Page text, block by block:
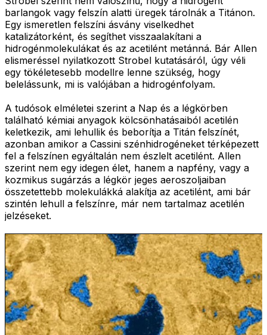
barlangok vagy felszín alatti üregek tárolnák a Titánon.
Egy ismeretlen felszíni ásvány viselkedhet
katalizátorként, és segíthet visszaalakítani a
hidrogénmolekulákat és az acetilént metánná. Bár Allen
elismeréssel nyilatkozott Strobel kutatásáról, úgy véli
egy tökéletesebb modellre lenne szükség, hogy
belelássunk, mi is valójában a hidrogénfolyam.
A tudósok elméletei szerint a Nap és a légkörben
található kémiai anyagok kölcsönhatásaiból acetilén
keletkezik, ami lehullik és beborítja a Titán felszínét,
azonban amikor a Cassini szénhidrogéneket térképezett
fel a felszínen egyáltalán nem észlelt acetilént. Allen
szerint nem egy idegen élet, hanem a napfény, vagy a
kozmikus sugárzás a légkör jeges aeroszoljaiban
összetettebb molekulákká alakítja az acetilént, ami bár
szintén lehull a felszínre, már nem tartalmaz acetilén
jelzéseket.